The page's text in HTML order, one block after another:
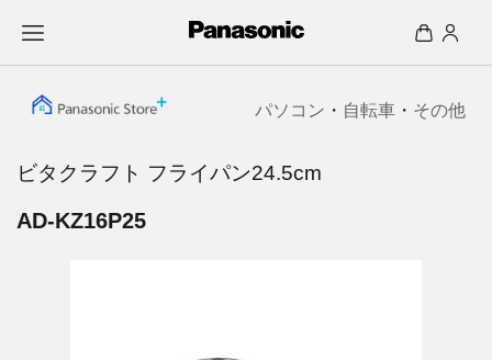
パソコン ・ 自転車 ・ その他
ビタクラフト フライパン24.5cm
AD-KZ16P25